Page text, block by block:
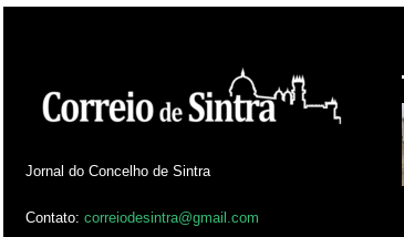
Jornal do Concelho de Sintra
Contato: correiodesintra@gmail.com